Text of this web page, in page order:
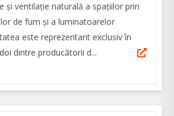
și ventilație naturală a spațiilor prin
de fum și a luminatoarelor
este reprezentant exclusiv în
dintre producătorii d...